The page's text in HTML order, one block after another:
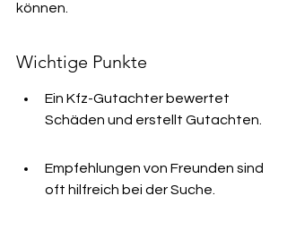
können.
Wichtige Punkte
Ein Kfz-Gutachter bewertet
Schäden und erstellt Gutachten.
Empfehlungen von Freunden sind
oft hilfreich bei der Suche.